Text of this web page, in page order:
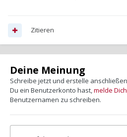
Zitieren
Deine Meinung
Schreibe jetzt und erstelle
Du ein Benutzerkonto hast,melde
Benutzernamen zu schreiben.